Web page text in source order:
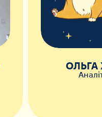
ОЛЬГА